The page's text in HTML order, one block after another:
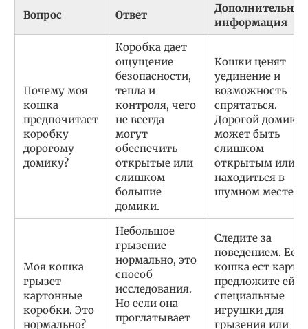
Вопрос Ответ
Дополнительная
информация
Почему моя
кошка
предпочитает
коробку
дорогому
домику?
Коробка дает
ощущение
безопасности,
тепла и
контроля, чего
не всегда
могут
обеспечить
открытые или
слишком
большие
домики.
Кошки ценят
уединение и
возможность
спрятаться.
Дорогой домик
может быть
слишком
открытым или
находиться в
шумном месте.
Моя кошка
грызет
картонные
коробки. Это
нормально?
Небольшое
грызение
нормально, это
способ
исследования.
Но если она
проглатывает
Следите за
поведением.
кошка ест
предложите ей
специальные
игрушки для
грызения или